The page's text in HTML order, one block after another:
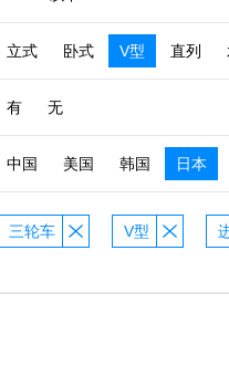
立式 卧式 V型 直列
有 无
中国 美国 韩国 日本
三轮车 V型